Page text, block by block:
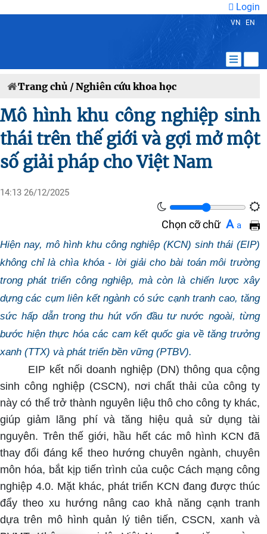
Login
VN EN
Trang chủ /Nghiên cứu khoa học
Mô hình khu công nghiệp sinh
thái trên thế giới và gợi mở một
số giải pháp cho Việt Nam
14:13 26/12/2025
Chọn cỡ chữ A a
Hiện nay, mô hình khu công nghiệp (KCN) sinh thái (EIP)
không chỉ là chìa khóa - lời giải cho bài toán môi trường
trong phát triển công nghiệp, mà còn là chiến lược xây
dựng các cụm liên kết ngành có sức cạnh tranh cao, tăng
sức hấp dẫn trong thu hút vốn đầu tư nước ngoài, từng
bước hiện thực hóa các cam kết quốc gia về tăng trưởng
xanh (TTX) và phát triển bền vững (PTBV).
EIP kết nối doanh nghiệp (DN) thông qua cộng
sinh công nghiệp (CSCN), nơi chất thải của công ty
này có thể trở thành nguyên liệu thô cho công ty khác,
giúp giảm lãng phí và tăng hiệu quả sử dụng tài
nguyên. Trên thế giới, hầu hết các mô hình KCN đã
thay đổi đáng kể theo hướng chuyên ngành, chuyên
môn hóa, bắt kịp tiến trình của cuộc Cách mạng công
nghiệp 4.0. Mặt khác, phát triển KCN đang được thúc
đẩy theo xu hướng nâng cao khả năng cạnh tranh
dựa trên mô hình quản lý tiên tiến, CSCN, xanh và